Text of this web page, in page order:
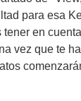
para esa
en
vez que te